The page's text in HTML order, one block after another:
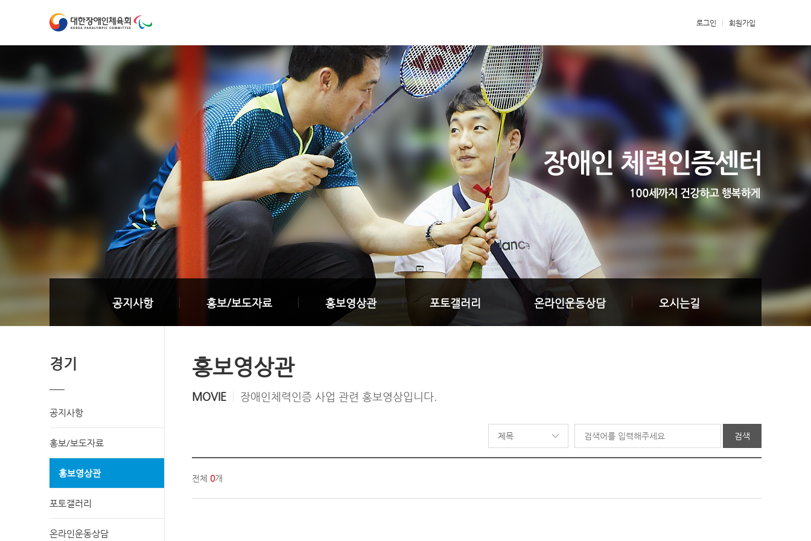
로그인 회원가입
공지사항 홍보/보도자료 홍보영상관 포토갤러리 온라인운동상담 오시는길
경기
공지사항
홍보/보도자료
홍보영상관
포토갤러리
온라인운동상담
홍보영상관
MOVIE 장애인체력인증 사업 관련 홍보영상입니다.
검색
전체 0개